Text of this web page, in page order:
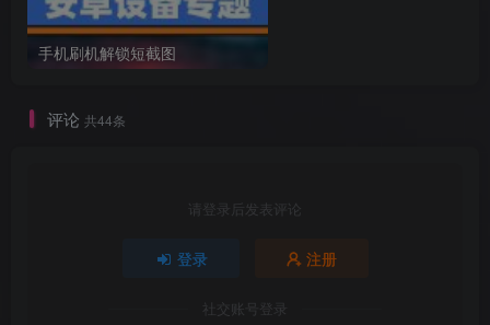
手机刷机解锁短截图
评论 共44条
请登录后发表评论
登录 注册
社交账号登录